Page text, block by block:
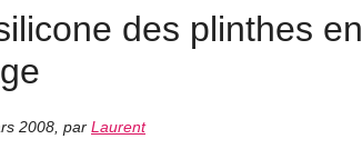
des plinthes en
2008 par Laurent